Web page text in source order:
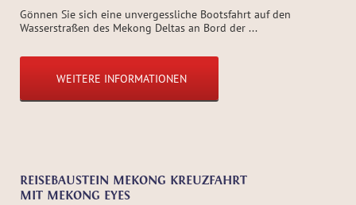
Gönnen Sie sich eine unvergessliche Bootsfahrt auf den
Wasserstraßen des Mekong Deltas an Bord der ...
WEITERE INFORMATIONEN
REISEBAUSTEIN MEKONG KREUZFAHRT
MIT MEKONG EYES